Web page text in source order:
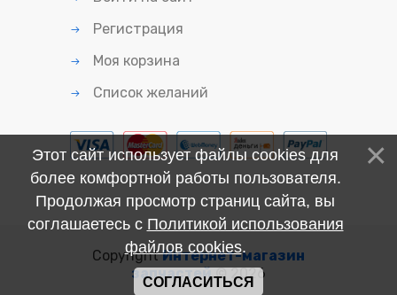
Регистрация
Моя корзина
Список желаний
CopyrightИнтернет-магазин
запчастей© 2026
Этот сайт использует файлы cookies для
более комфортной работы пользователя.
Продолжая просмотр страниц сайта, вы
соглашаетесь с Политикой использования
файлов cookies.
СОГЛАСИТЬСЯ